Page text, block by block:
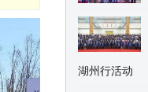
湖州行活动